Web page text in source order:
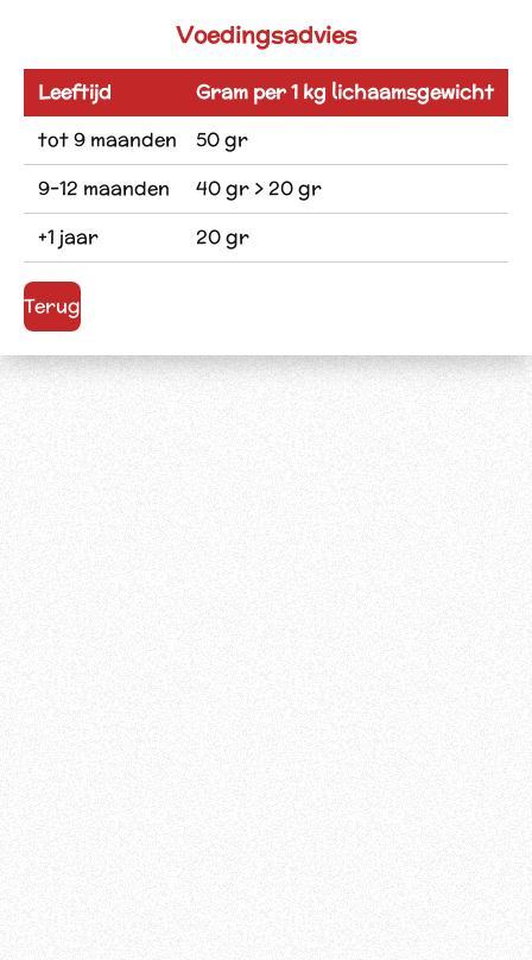
Voedingsadvies
Leeftijd
Gram per 1 kg lichaamsgewicht
tot 9 maanden
50 gr
9-12 maanden
40 gr > 20 gr
+1 jaar
20 gr
Terug